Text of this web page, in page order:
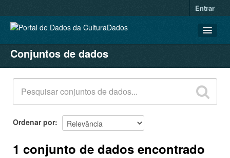
Entrar
CONJUNTOS DE DADOS
ORGANIZAÇÕES
GRUPOS
SOBRE
Conjuntos de dados
Ordenar por
1 conjunto de dados encontrado